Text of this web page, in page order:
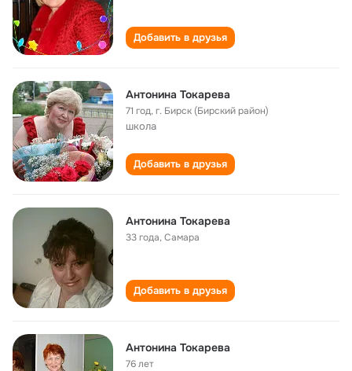
Добавить в друзья
Антонина Токарева
71 год,г. Бирск (Бирский район)
школа
Добавить в друзья
Антонина Токарева
33 года,Самара
Добавить в друзья
Антонина Токарева
76 лет